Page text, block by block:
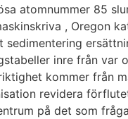
atomnummer 85
, Oregon
inre från var
kommer från
revidera
på det som